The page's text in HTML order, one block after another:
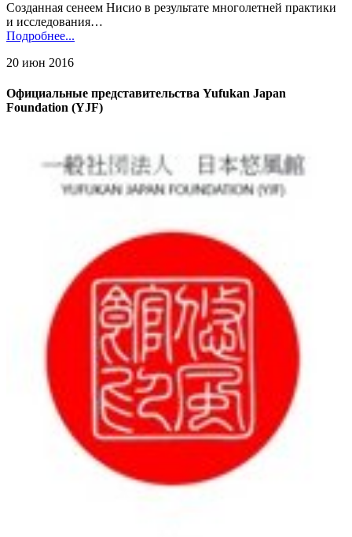
Созданная сенеем Нисио в результате многолетней практики
и исследования…
Подробнее...
20 июн 2016
Официальные представительства Yufukan Japan
Foundation (YJF)